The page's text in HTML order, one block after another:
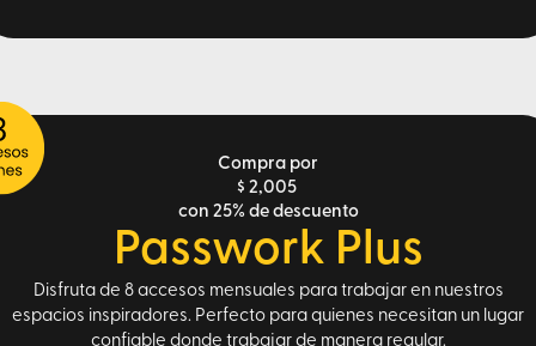
Compra por
$ 2,005
con 25% de descuento
Passwork Plus
Disfruta de 8 accesos mensuales para trabajar en nuestros
espacios inspiradores. Perfecto para quienes necesitan un lugar
confiable donde trabajar de manera regular.